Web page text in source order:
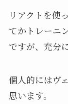
リアクトを使
てかトレーニ
ですが、充分
個人的にはヴ
思います。